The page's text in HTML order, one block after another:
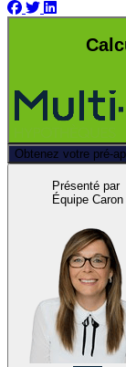
Obtenez votre pré-
Présenté par
Équipe Caron